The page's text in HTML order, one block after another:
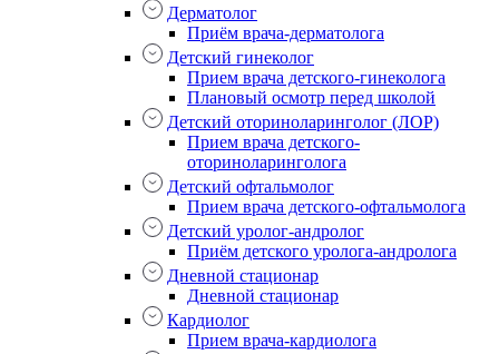
Дерматолог
Приём врача-дерматолога
Детский гинеколог
Прием врача детского-гинеколога
Плановый осмотр перед школой
Детский оториноларинголог (ЛОР)
Прием врача детского-
оториноларинголога
Детский офтальмолог
Прием врача детского-офтальмолога
Детский уролог-андролог
Приём детского уролога-андролога
Дневной стационар
Дневной стационар
Кардиолог
Прием врача-кардиолога